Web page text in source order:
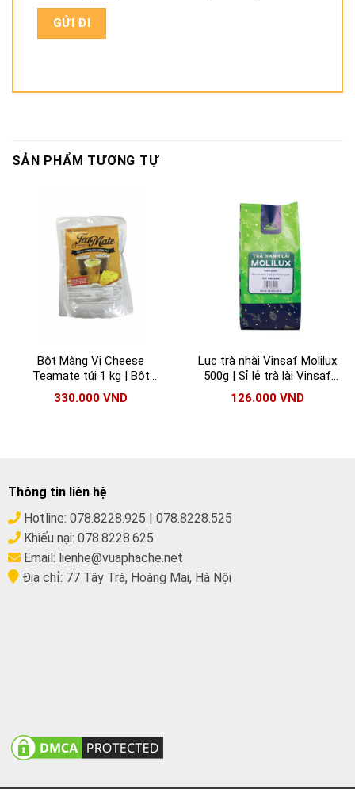
SẢN PHẨM TƯƠNG TỰ
Bột Màng Vị Cheese
Teamate túi 1 kg | Bột
Teamate chính hãng
330.000 VND
Lục trà nhài Vinsaf Molilux
500g | Sỉ lẻ trà lài Vinsaf
Molilux Giá Tốt
126.000 VND
Thông tin liên hệ
Hotline: 078.8228.925
078.8228.525
Khiếu nại: 078.8228.625
Email: lienhe@vuaphache.net
Địa chỉ: 77 Tây Trà, Hoàng Mai, Hà Nội